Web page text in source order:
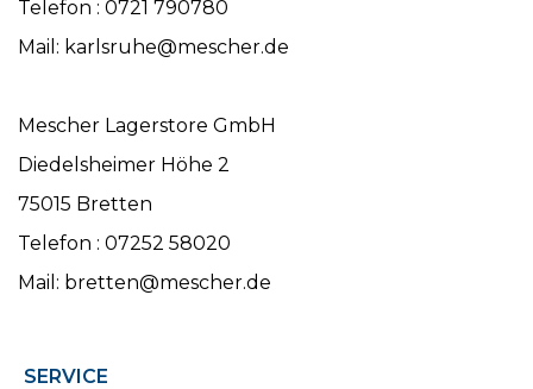
Telefon : 0721 790780
Mail: karlsruhe@mescher.de
Mescher Lagerstore GmbH
Diedelsheimer Höhe 2
75015 Bretten
Telefon : 07252 58020
Mail: bretten@mescher.de
SERVICE